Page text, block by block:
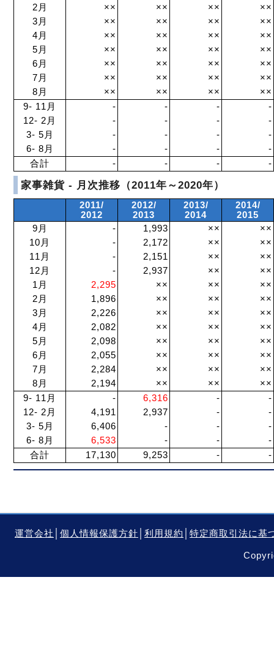
2月
×× ×× ××
××
3月
×× ×× ××
××
4月
×× ×× ××
××
5月
×× ×× ××
××
6月
×× ×× ××
××
7月
×× ×× ××
××
8月
×× ×× ××
××
9- 11月
- - -
-
12- 2月
- - -
-
3- 5月
- - -
-
6- 8月
- - -
-
合計
- - - -
家事雑貨 - 月次推移（2011年～2020年）
2011/
2012
2012/
2013
2013/
2014
2014/
2015
9月
- 1,993 ××
××
10月
- 2,172 ××
××
11月
- 2,151 ××
××
12月
- 2,937 ××
××
1月
2,295 ×× ××
××
2月
1,896 ×× ××
××
3月
2,226 ×× ××
××
4月
2,082 ×× ××
××
5月
2,098 ×× ××
××
6月
2,055 ×× ××
××
7月
2,284 ×× ××
××
8月
2,194 ×× ××
××
9- 11月
- 6,316 -
-
12- 2月
4,191 2,937 -
-
3- 5月
6,406 - -
-
6- 8月
6,533 - -
-
合計
17,130 9,253 - -
運営会社 個人情報保護方針 利用規約 特定商取引法に基